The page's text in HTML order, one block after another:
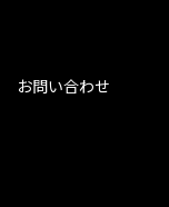
お問い合わせ